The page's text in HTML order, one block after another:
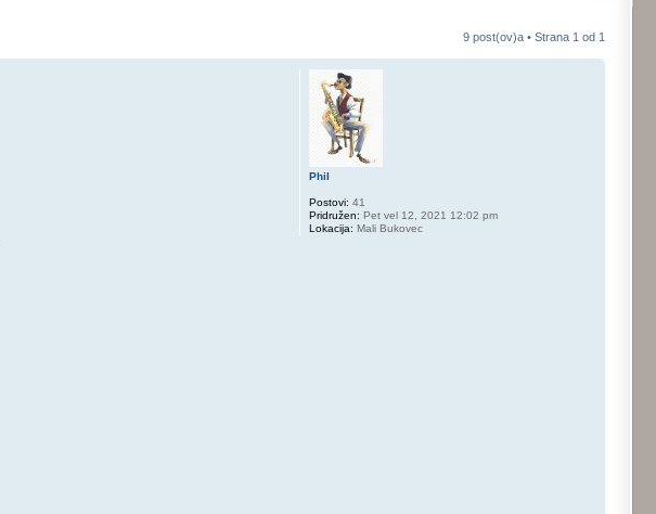
9 post(ov)a • Strana 1 od 1
Phil
Postovi: 41
Pridružen: Pet vel 12, 2021 12:02 pm
Lokacija: Mali Bukovec